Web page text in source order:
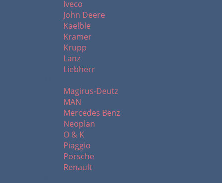
Iveco
John Deere
Kaelble
Kramer
Krupp
Lanz
Liebherr
Magirus-Deutz
MAN
Mercedes Benz
Neoplan
O & K
Piaggio
Porsche
Renault